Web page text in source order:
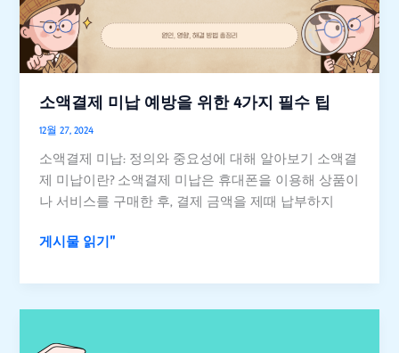
소액결제 미납 예방을 위한 4가지 필수 팁
12월 27, 2024
소액결제 미납: 정의와 중요성에 대해 알아보기 소액결
제 미납이란? 소액결제 미납은 휴대폰을 이용해 상품이
나 서비스를 구매한 후, 결제 금액을 제때 납부하지
예
방
을
위
한
가
지
필
수
게시물 읽기"
신